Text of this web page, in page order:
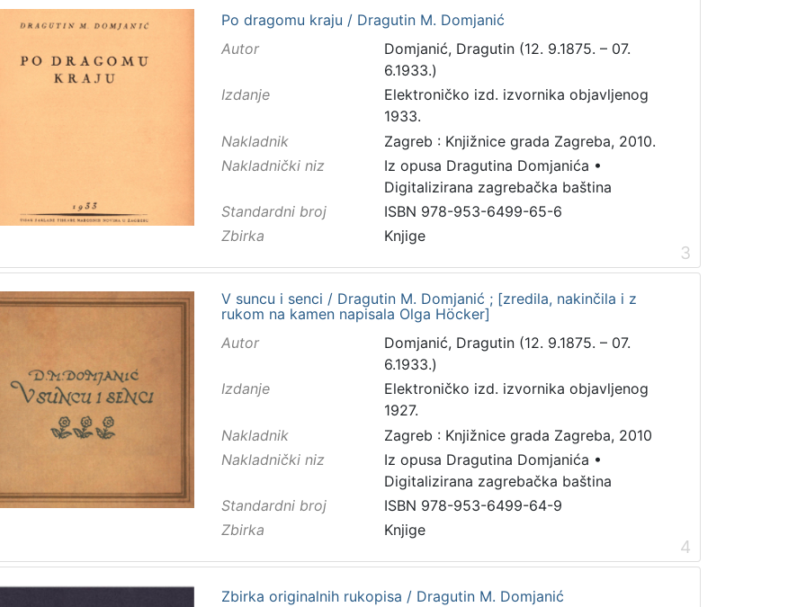
Po dragomu kraju / Dragutin M. Domjanić
Autor
Domjanić, Dragutin (12. 9.1875. – 07.
6.1933.)
Izdanje
Elektroničko izd. izvornika objavljenog
1933.
Nakladnik
Zagreb : Knjižnice grada Zagreba, 2010.
Nakladnički niz
Iz opusa Dragutina Domjanića •
Digitalizirana zagrebačka baština
Standardni broj
ISBN 978-953-6499-65-6
Zbirka
Knjige
3
V suncu i senci / Dragutin M. Domjanić ; [zredila, nakinčila i z
rukom na kamen napisala Olga Höcker]
Autor
Domjanić, Dragutin (12. 9.1875. – 07.
6.1933.)
Izdanje
Elektroničko izd. izvornika objavljenog
1927.
Nakladnik
Zagreb : Knjižnice grada Zagreba, 2010
Nakladnički niz
Iz opusa Dragutina Domjanića •
Digitalizirana zagrebačka baština
Standardni broj
ISBN 978-953-6499-64-9
Zbirka
Knjige
4
Zbirka originalnih rukopisa / Dragutin M. Domjanić